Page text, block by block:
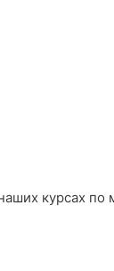
курсах